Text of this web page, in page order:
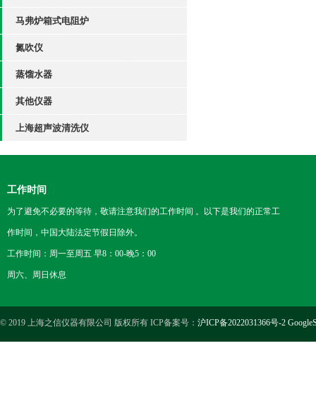
马弗炉箱式电阻炉
氮吹仪
蒸馏水器
其他仪器
上海超声波清洗仪
工作时间
为了避免不必要的等待，敬请注意我们的工作时间 。以下是我们的正常工
作时间，中国大陆法定节假日除外。
工作时间：周一至周五 早8：00-晚5：00
周六、周日休息
© 2019 上海之信仪器有限公司 版权所有 ICP备案号： 沪ICP备2022031366号-2